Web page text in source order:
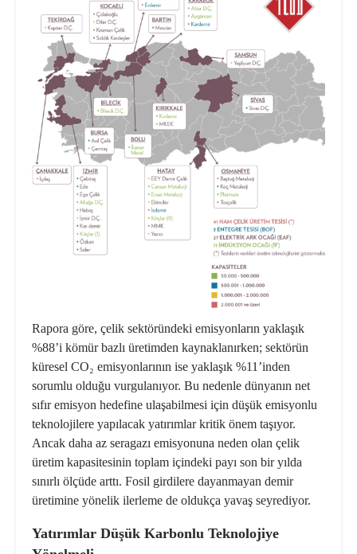
Rapora göre, çelik sektöründeki emisyonların yaklaşık
%88’i kömür bazlı üretimden kaynaklanırken; sektörün
küresel CO₂ emisyonlarının ise yaklaşık %11’inden
sorumlu olduğu vurgulanıyor. Bu nedenle dünyanın net
sıfır emisyon hedefine ulaşabilmesi için düşük emisyonlu
teknolojilere yapılacak yatırımlar kritik önem taşıyor.
Ancak daha az seragazı emisyonuna neden olan çelik
üretim kapasitesinin toplam içindeki payı son bir yılda
sınırlı ölçüde arttı. Fosil girdilere dayanmayan demir
üretimine yönelik ilerleme de oldukça yavaş seyrediyor.
Yatırımlar Düşük Karbonlu Teknolojiye